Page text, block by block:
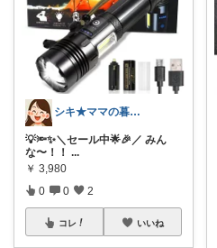
シキ★ママの暮らし、キッズ
💡🔦✨＼セール中🌟🎉／ みん
な〜！！ ...
￥ 3,980
0 0 2
コレ いいね